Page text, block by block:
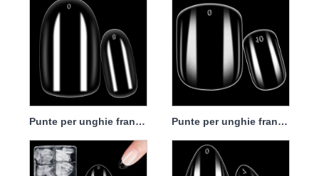
Punte per unghie francesi rotonde Acrilico trasparente Punte per unghie francesi quadrate Acrilico trasparente